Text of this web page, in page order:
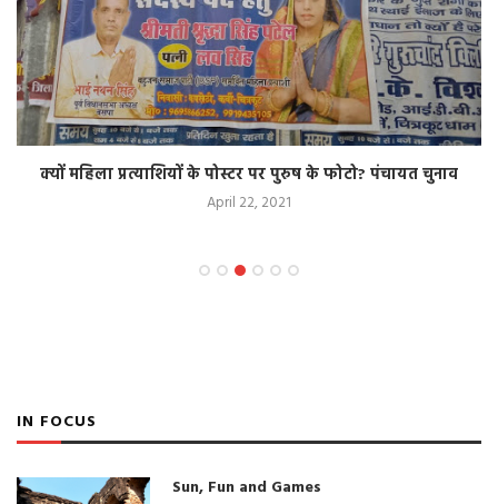
क्यों महिला प्रत्याशियों के पोस्टर पर पुरुष के फोटो? पंचायत चुनाव
April 22, 2021
IN FOCUS
Sun, Fun and Games